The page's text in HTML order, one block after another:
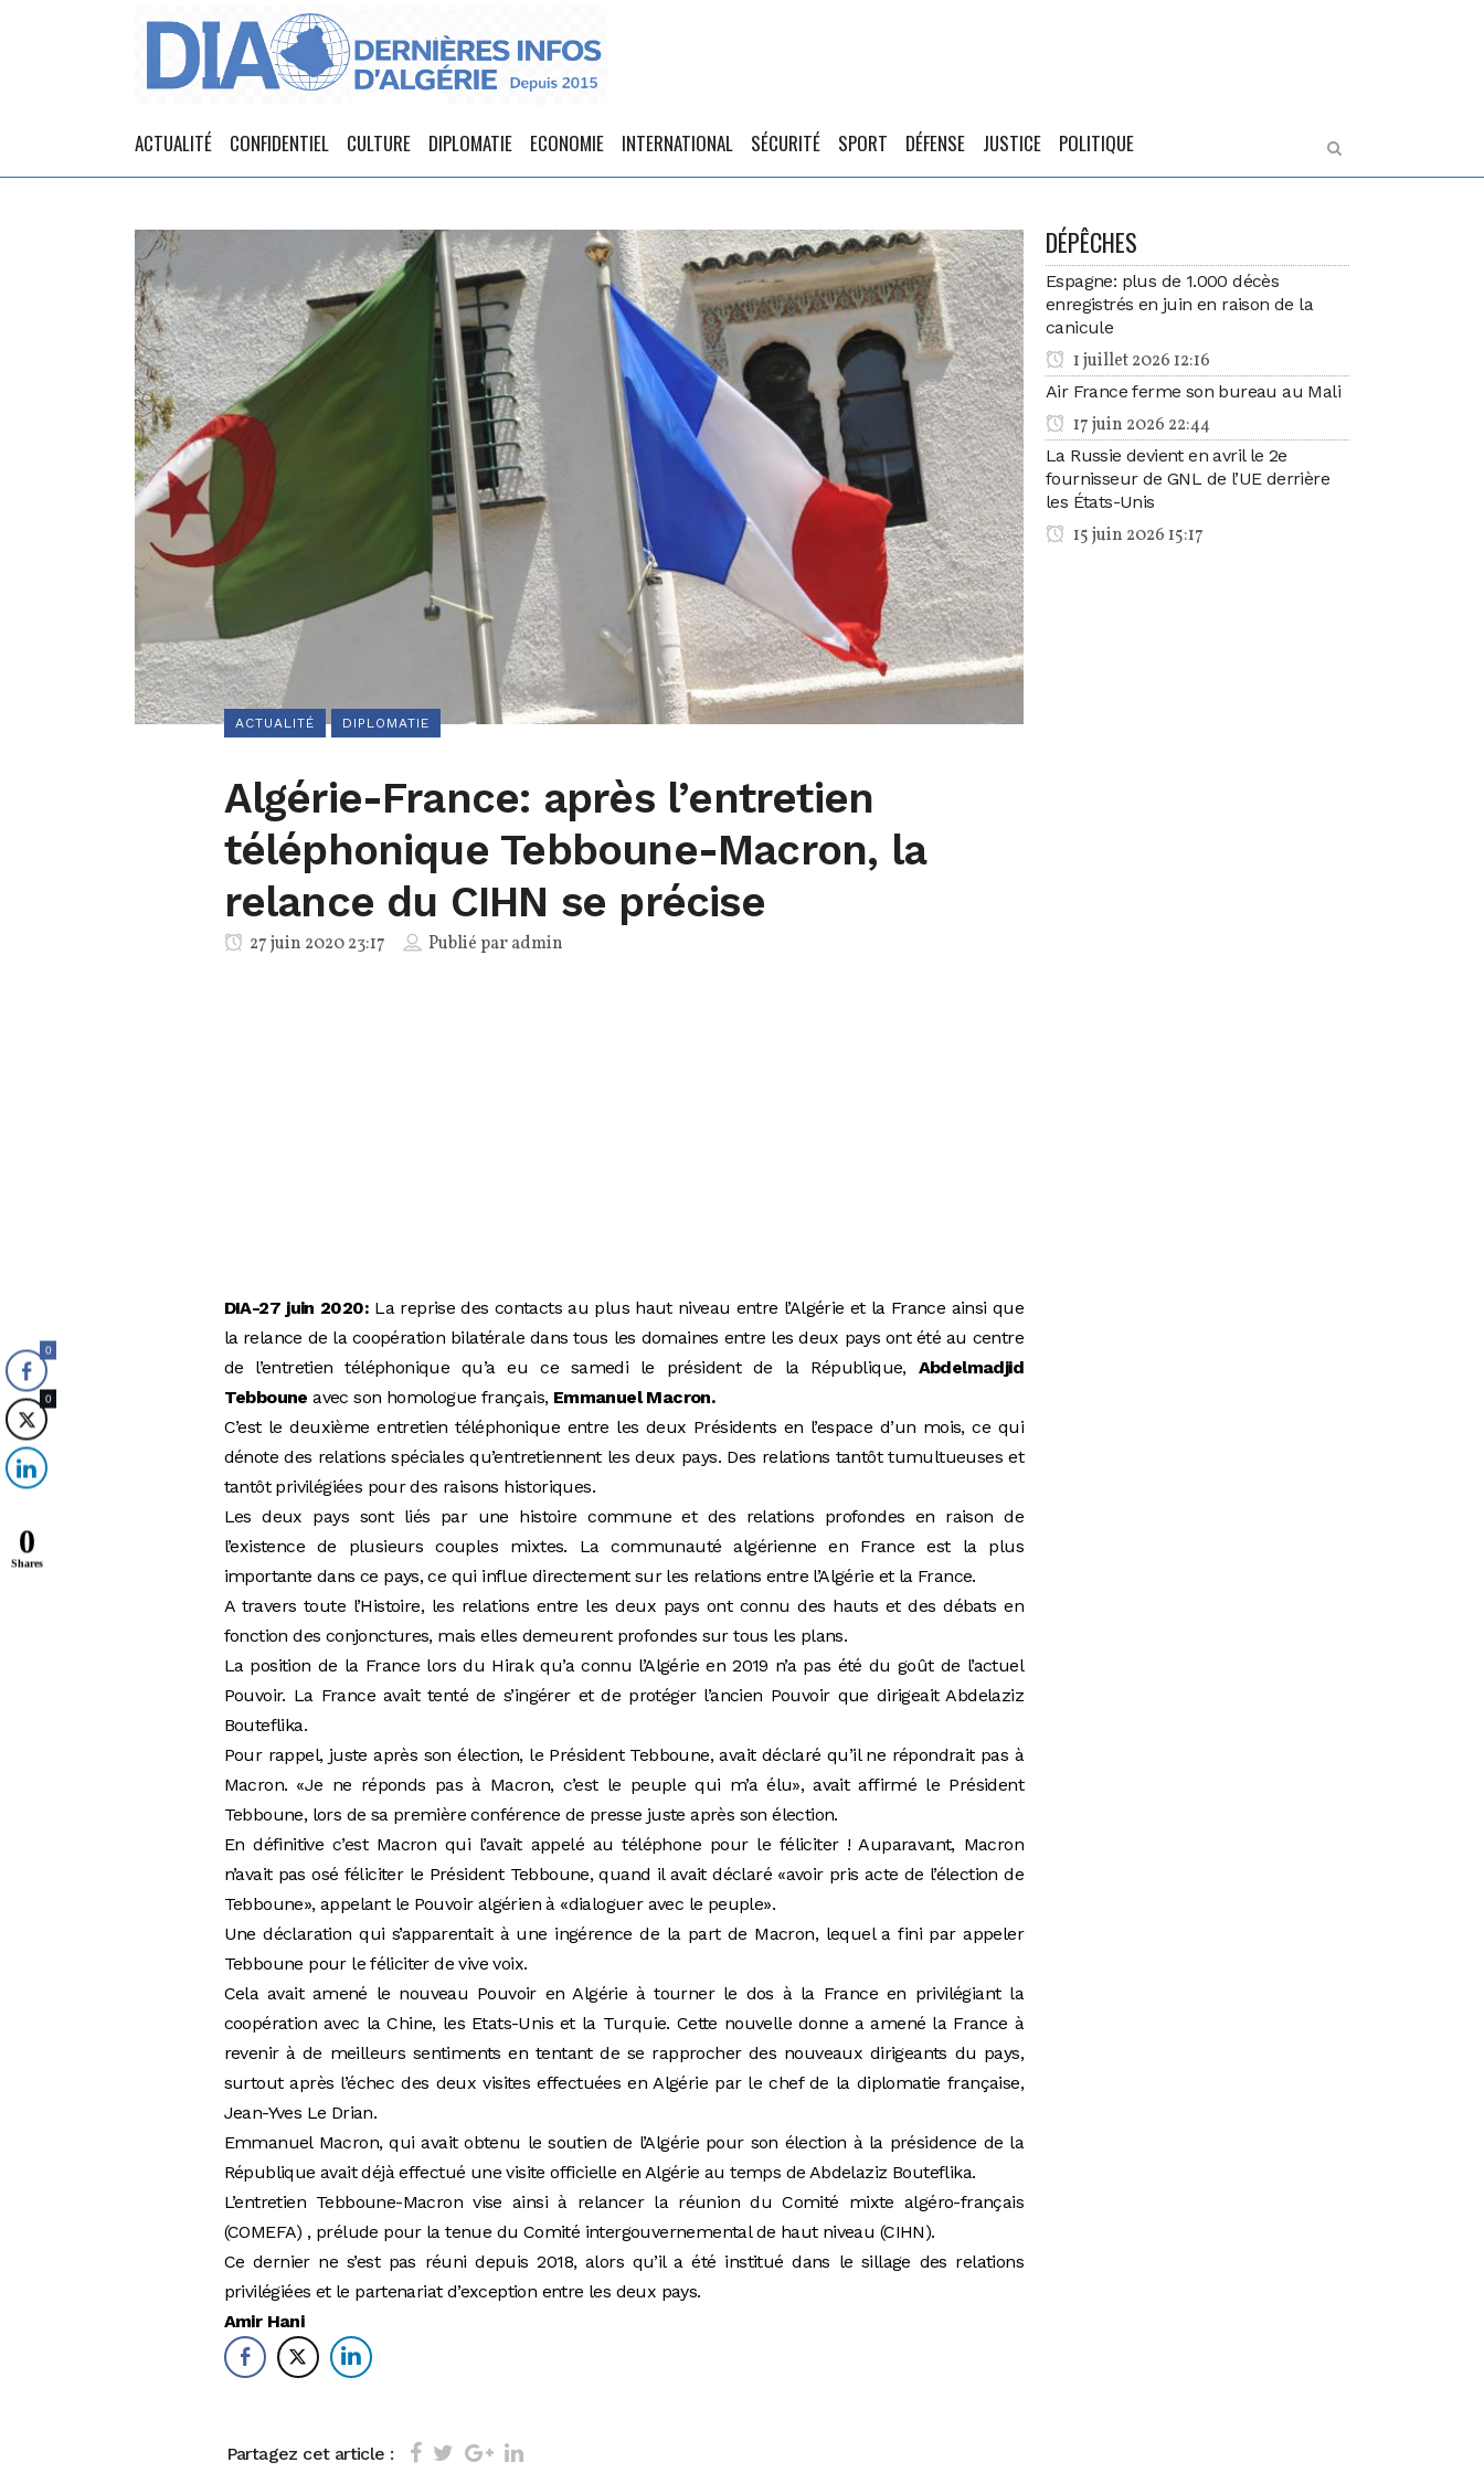
ACTUALITÉ CONFIDENTIEL CULTURE DIPLOMATIE ECONOMIE INTERNATIONAL SÉCURITÉ SPORT DÉFENSE JUSTICE POLITIQUE
ACTUALITÉ DIPLOMATIE
Algérie-France: après l’entretien
téléphonique Tebboune-Macron, la
relance du CIHN se précise
27 juin 2020 23:17 Publié paradmin
DIA-27 juin 2020: La reprise des contacts au plus haut niveau entre l’Algérie et la France ainsi que
la relance de la coopération bilatérale dans tous les domaines entre les deux pays ont été au centre
de l’entretien téléphonique qu’a eu ce samedi le président de la République, Abdelmadjid
Tebboune avec son homologue français, Emmanuel Macron.
C’est le deuxième entretien téléphonique entre les deux Présidents en l’espace d’un mois, ce qui
dénote des relations spéciales qu’entretiennent les deux pays. Des relations tantôt tumultueuses et
tantôt privilégiées pour des raisons historiques.
Les deux pays sont liés par une histoire commune et des relations profondes en raison de
l’existence de plusieurs couples mixtes. La communauté algérienne en France est la plus
importante dans ce pays, ce qui influe directement sur les relations entre l’Algérie et la France.
A travers toute l’Histoire, les relations entre les deux pays ont connu des hauts et des débats en
fonction des conjonctures, mais elles demeurent profondes sur tous les plans.
La position de la France lors du Hirak qu’a connu l’Algérie en 2019 n’a pas été du goût de l’actuel
Pouvoir. La France avait tenté de s’ingérer et de protéger l’ancien Pouvoir que dirigeait Abdelaziz
Bouteflika.
Pour rappel, juste après son élection, le Président Tebboune, avait déclaré qu’il ne répondrait pas à
Macron. «Je ne réponds pas à Macron, c’est le peuple qui m’a élu», avait affirmé le Président
Tebboune, lors de sa première conférence de presse juste après son élection.
En définitive c’est Macron qui l’avait appelé au téléphone pour le féliciter ! Auparavant, Macron
n’avait pas osé féliciter le Président Tebboune, quand il avait déclaré «avoir pris acte de l’élection de
Tebboune», appelant le Pouvoir algérien à «dialoguer avec le peuple».
Une déclaration qui s’apparentait à une ingérence de la part de Macron, lequel a fini par appeler
Tebboune pour le féliciter de vive voix.
Cela avait amené le nouveau Pouvoir en Algérie à tourner le dos à la France en privilégiant la
coopération avec la Chine, les Etats-Unis et la Turquie. Cette nouvelle donne a amené la France à
revenir à de meilleurs sentiments en tentant de se rapprocher des nouveaux dirigeants du pays,
surtout après l’échec des deux visites effectuées en Algérie par le chef de la diplomatie française,
Jean-Yves Le Drian.
Emmanuel Macron, qui avait obtenu le soutien de l’Algérie pour son élection à la présidence de la
République avait déjà effectué une visite officielle en Algérie au temps de Abdelaziz Bouteflika.
L’entretien Tebboune-Macron vise ainsi à relancer la réunion du Comité mixte algéro-français
(COMEFA) , prélude pour la tenue du Comité intergouvernemental de haut niveau (CIHN).
Ce dernier ne s’est pas réuni depuis 2018, alors qu’il a été institué dans le sillage des relations
privilégiées et le partenariat d’exception entre les deux pays.
Amir Hani
Partagez cet article :
DÉPÊCHES
Espagne: plus de 1.000 décès
enregistrés en juin en raison de la
canicule
1 juillet 2026 12:16
Air France ferme son bureau au Mali
17 juin 2026 22:44
La Russie devient en avril le 2e
fournisseur de GNL de l’UE derrière
les États-Unis
15 juin 2026 15:17
0
0
0
Shares